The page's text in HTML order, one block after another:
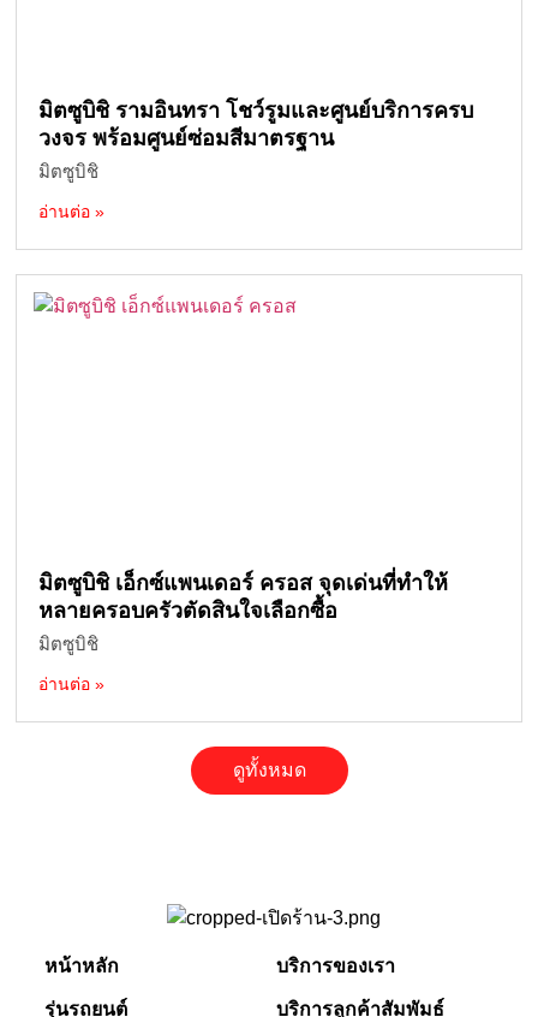
มิตซูบิชิ รามอินทรา โชว์รูมและศูนย์บริการครบ
วงจร พร้อมศูนย์ซ่อมสีมาตรฐาน
มิตซูบิชิ
อ่านต่อ »
มิตซูบิชิ เอ็กซ์แพนเดอร์ ครอส จุดเด่นที่ทำให้
หลายครอบครัวตัดสินใจเลือกซื้อ
มิตซูบิชิ
อ่านต่อ »
ดูทั้งหมด
หน้าหลัก
รุ่นรถยนต์
บริการของเรา
บริการลูกค้าสัมพัมธ์